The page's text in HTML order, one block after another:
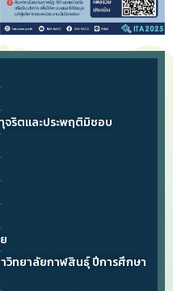
จริตและประพฤติมิชอบ
ทยาลัยกาฬสินธุ์ ปีการศึกษา